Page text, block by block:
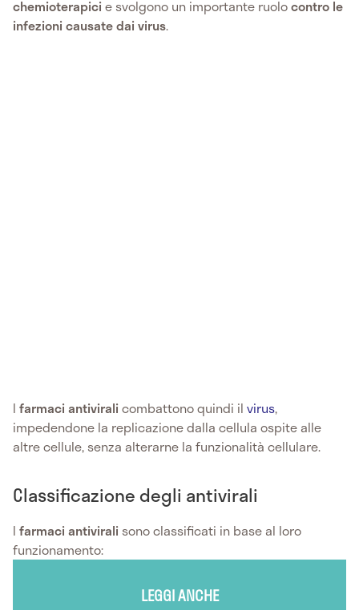
chemioterapicie svolgono un importante ruolocontro le
infezioni causate dai virus.
I farmaci antiviralicombattono quindi il virus,
impedendone la replicazione dalla cellula ospite alle
altre cellule, senza alterarne la funzionalità cellulare.
Classificazione degli antivirali
I farmaciantivirali sono classificati in base al loro
funzionamento:
LEGGI ANCHE